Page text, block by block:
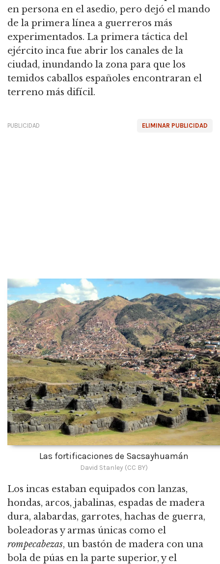
en persona en el asedio, pero dejó el mando
de la primera línea a guerreros más
experimentados. La primera táctica del
ejército inca fue abrir los canales de la
ciudad, inundando la zona para que los
temidos caballos españoles encontraran el
terreno más difícil.
ELIMINAR PUBLICIDAD
PUBLICIDAD
Las fortificaciones de Sacsayhuamán
David Stanley (CC BY)
Los incas estaban equipados con lanzas,
hondas, arcos, jabalinas, espadas de madera
dura, alabardas, garrotes, hachas de guerra,
boleadoras y armas únicas como el
rompecabezas, un bastón de madera con una
bola de púas en la parte superior, y el